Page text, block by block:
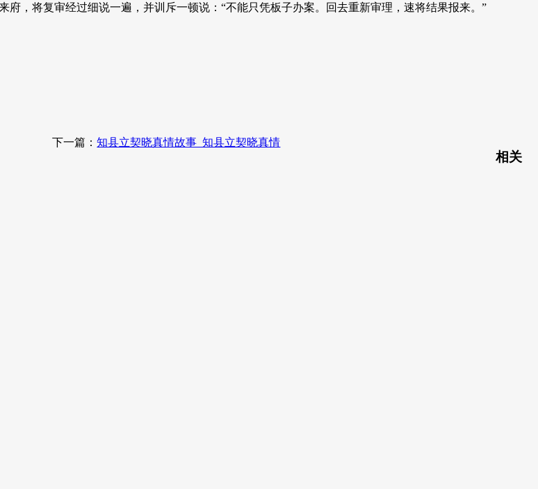
，将复审经过细说一遍，并训斥一顿说：“不能只凭板子办案。回去重新审理，速将结果报来。”
下一篇：知县立契晓真情故事_知县立契晓真情
相关